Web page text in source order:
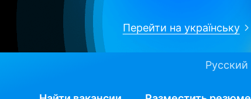
Перейти на українську
Русский